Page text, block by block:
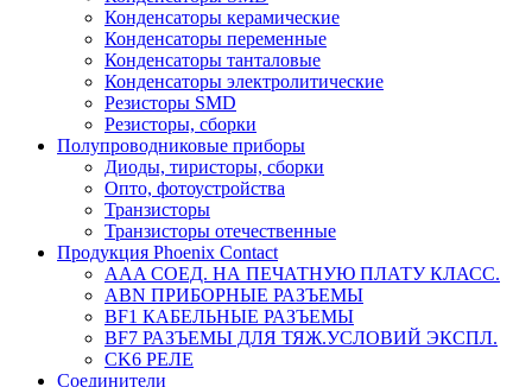
Конденсаторы керамические
Конденсаторы переменные
Конденсаторы танталовые
Конденсаторы электролитические
Резисторы SMD
Резисторы, сборки
Полупроводниковые приборы
Диоды, тиристоры, сборки
Опто, фотоустройства
Транзисторы
Транзисторы отечественные
Продукция Phoenix Contact
AAA СОЕД. НА ПЕЧАТНУЮ ПЛАТУ КЛАСС.
ABN ПРИБОРНЫЕ РАЗЪЕМЫ
BF1 КАБЕЛЬНЫЕ РАЗЪЕМЫ
BF7 РАЗЪЕМЫ ДЛЯ ТЯЖ.УСЛОВИЙ ЭКСПЛ.
CK6 РЕЛЕ
Соединители